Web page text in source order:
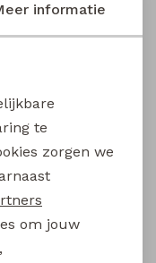
newborn
3316401 W20296 baby meisjes sweatshirt Paars donker
newborn
newborn
informatie
te
zorgen we
om jouw